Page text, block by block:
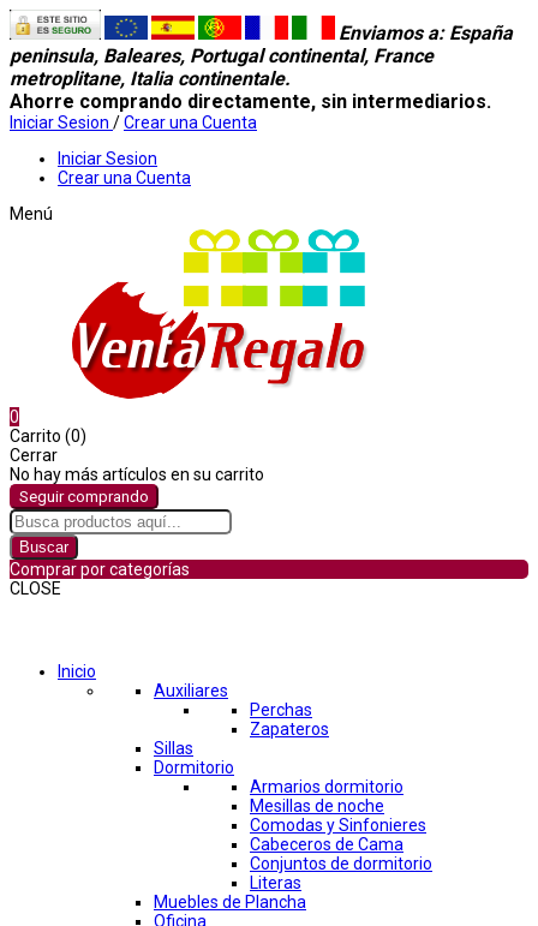
Enviamos a: España
peninsula, Baleares, Portugal continental, France
metroplitane, Italia continentale.
Ahorre comprando directamente, sin intermediarios.
Iniciar Sesion /Crear una Cuenta
Iniciar Sesion
Crear una Cuenta
Menú
0
Carrito (0)
Cerrar
No hay más artículos en su carrito
Seguir comprando
Buscar
Comprar por categorías
CLOSE
Inicio
Auxiliares
Perchas
Zapateros
Sillas
Dormitorio
Armarios dormitorio
Mesillas de noche
Comodas y Sinfonieres
Cabeceros de Cama
Conjuntos de dormitorio
Literas
Muebles de Plancha
Oficina